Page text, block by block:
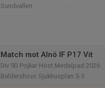
Sundvallen
Match mot Alnö IF P17 Vit
Div 9D Pojkar Höst Medelpad 2026
Baldershovs Sjukhusplan 5-5